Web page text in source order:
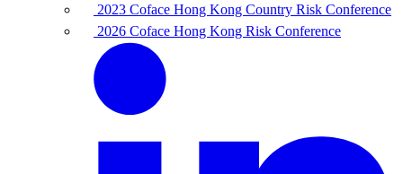
2023 Coface Hong Kong Country Risk Conference
2026 Coface Hong Kong Risk Conference